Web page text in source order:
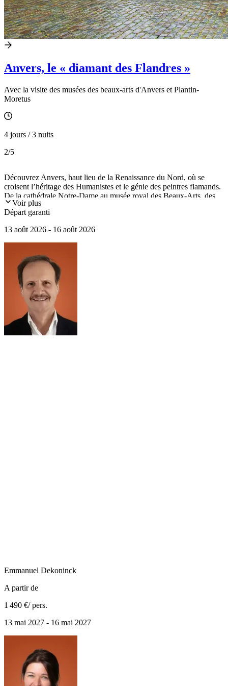
Anvers, le « diamant des Flandres »
Avec la visite des musées des beaux-arts d'Anvers et Plantin-
Moretus
4 jours / 3 nuits
2/5
Découvrez Anvers, haut lieu de la Renaissance du Nord, où se
croisent l’héritage des Humanistes et le génie des peintres flamands.
De la cathédrale Notre-Dame au musée royal des Beaux-Arts, des
maisons d’artistes aux collections privées, les chefs d'œuvres
Rubens, de Bruegel et bien d'autres maîtres flamands émaillent la
Voir plus
Départ garanti
13 août 2026 - 16 août 2026
Emmanuel Dekoninck
A partir de
1 490 €/ pers.
13 mai 2027 - 16 mai 2027